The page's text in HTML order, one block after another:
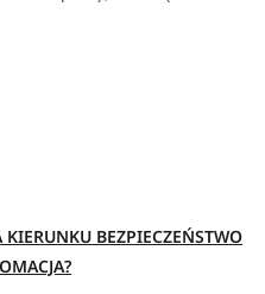
BEZPIECZEŃSTWO